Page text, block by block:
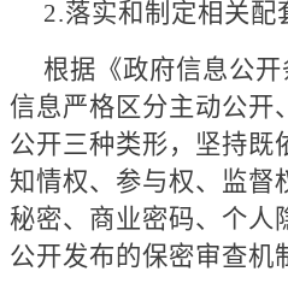
2.落实和制定相关配
根据《政府信息公
信息严格区分主动公开
公开三种类形，坚持既
知情权、参与权、监督
秘密、商业密码、个人
公开发布的保密审查机